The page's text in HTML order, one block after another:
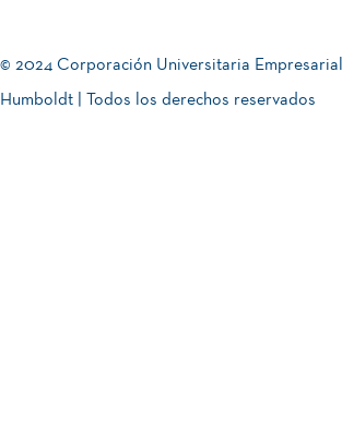
© 2024 Corporación Universitaria
Humboldt | Todos los derechos reservados